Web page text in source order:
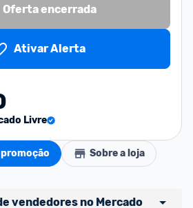
Oferta encerrada
Ativar Alerta
Livre
Sobre a loja
vendedores no Mercado